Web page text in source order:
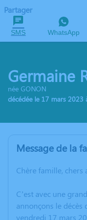
Partager
SMS WhatsApp
Germaine
née GONON
décédée le 17 mars 2023
Message de la
Chère famille, chers
C’est avec une
annonçons le décès
vendredi 17 mars